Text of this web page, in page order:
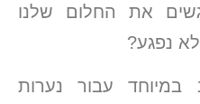
את החלום שלנו
נפגע?
עבור נערות